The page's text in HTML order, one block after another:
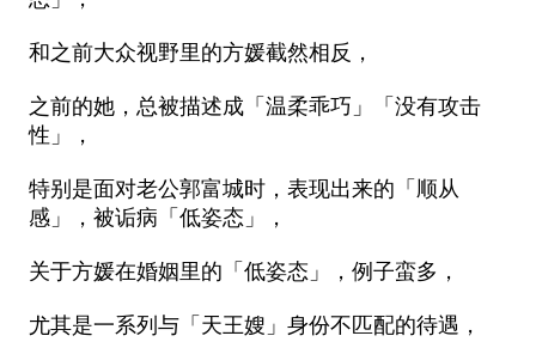
和之前大众视野里的方媛截然相反，
之前的她，总被描述成「温柔乖巧」「没有攻击
性」，
特别是面对老公郭富城时，表现出来的「顺从
感」，被诟病「低姿态」，
关于方媛在婚姻里的「低姿态」，例子蛮多，
尤其是一系列与「天王嫂」身份不匹配的待遇，